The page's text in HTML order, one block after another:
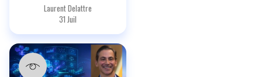
Laurent Delattre
31 Juil